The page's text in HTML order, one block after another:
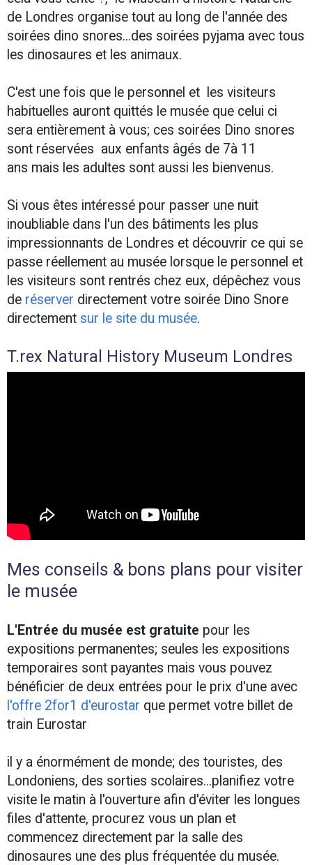
de Londres organise tout au long de l'année des
soirées dino snores...des soirées pyjama avec tous
les dinosaures et les animaux.
C'est une fois que le personnel et les visiteurs
habituelles auront quittés le musée que celui ci
sera entièrement à vous; ces soirées Dino snores
sont réservées aux enfants âgés de 7à 11
ans mais les adultes sont aussi les bienvenus.
Si vous êtes intéressé pour passer une nuit
inoubliable dans l'un des bâtiments les plus
impressionnants de Londres et découvrir ce qui se
passe réellement au musée lorsque le personnel et
les visiteurs sont rentrés chez eux, dépêchez vous
de réserver directement votre soirée Dino Snore
directement sur le site du musée.
T.rex Natural History Museum Londres
Mes conseils & bons plans pour visiter
le musée
L'Entrée du musée est gratuite pour les
expositions permanentes; seules les expositions
temporaires sont payantes mais vous pouvez
bénéficier de deux entrées pour le prix d'une avec
l'offre 2for1 d'eurostar que permet votre billet de
train Eurostar
il y a énormément de monde; des touristes, des
Londoniens, des sorties scolaires...planifiez votre
visite le matin à l'ouverture afin d'éviter les longues
files d'attente, procurez vous un plan et
commencez directement par la salle des
dinosaures une des plus fréquentée du musée.